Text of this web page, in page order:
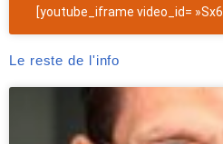
[youtube_iframe video_id=
Le reste de l'info